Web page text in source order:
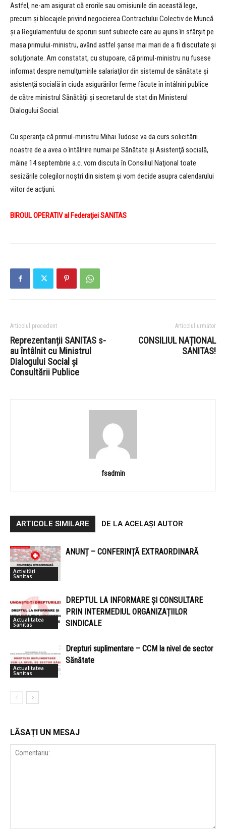
Astfel, ne-am asigurat că erorile sau omisiunile din această lege,
precum şi blocajele privind negocierea Contractului Colectiv de Muncă
şi a Regulamentului de sporuri sunt subiecte care au ajuns în sfârşit pe
masa primului-ministru, având astfel şanse mai mari de a fi discutate şi
soluţionate. Am constatat, cu stupoare, că primul-ministru nu fusese
informat despre nemulţumirile salariaţilor din sistemul de sănătate şi
asistenţă socială în ciuda asigurărilor ferme făcute în întâlniri publice
de către ministrul Sănătăţii şi secretarul de stat din Ministerul
Dialogului Social.
Cu speranţa că primul-ministru Mihai Tudose va da curs solicitării
noastre de a avea o întâlnire numai pe Sănătate şi Asistenţă socială,
mâine 14 septembrie a.c. vom discuta în Consiliul Naţional toate
sesizările colegilor noştri din sistem şi vom decide asupra calendarului
viitor de acţiuni.
BIROUL OPERATIV al Federaţiei SANITAS
Articolul precedent
Reprezentanții SANITAS s-
au întâlnit cu Ministrul
Dialogului Social și
Consultării Publice
Articolul următor
CONSILIUL NAȚIONAL
SANITAS!
fsadmin
ARTICOLE SIMILARE DE LA ACELAȘI AUTOR
Activități
Sanitas
ANUNȚ – CONFERINȚĂ EXTRAORDINARĂ
Actualitatea
Sanitas
DREPTUL LA INFORMARE ȘI CONSULTARE
PRIN INTERMEDIUL ORGANIZAȚIILOR
SINDICALE
Actualitatea
Sanitas
Drepturi suplimentare – CCM la nivel de sector
Sănătate
LĂSAȚI UN MESAJ